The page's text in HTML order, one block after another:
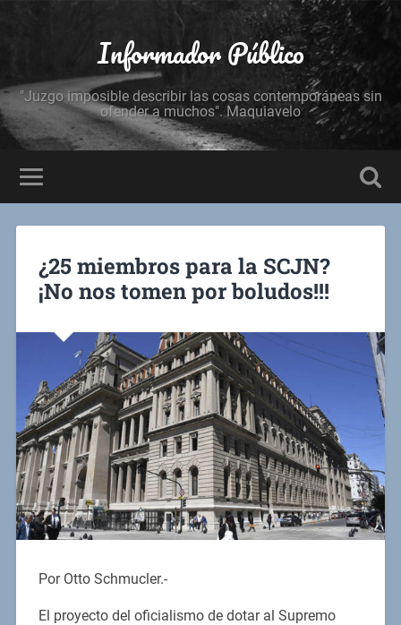
Informador Público
"Juzgo imposible describir las cosas contemporáneas sin
ofender a muchos". Maquiavelo
¿25 miembros para la SCJN?
¡No nos tomen por boludos!!!
Por Otto Schmucler.-
El proyecto del oficialismo de dotar al Supremo